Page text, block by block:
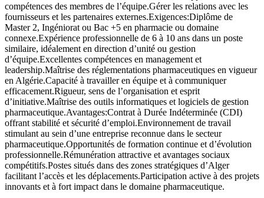
compétences des membres de l’équipe.Gérer les relations avec les
fournisseurs et les partenaires externes.Exigences:Diplôme de
Master 2, Ingéniorat ou Bac +5 en pharmacie ou domaine
connexe.Expérience professionnelle de 6 à 10 ans dans un poste
similaire, idéalement en direction d’unité ou gestion
d’équipe.Excellentes compétences en management et
leadership.Maîtrise des réglementations pharmaceutiques en vigueur
en Algérie.Capacité à travailler en équipe et à communiquer
efficacement.Rigueur, sens de l’organisation et esprit
d’initiative.Maîtrise des outils informatiques et logiciels de gestion
pharmaceutique.Avantages:Contrat à Durée Indéterminée (CDI)
offrant stabilité et sécurité d’emploi.Environnement de travail
stimulant au sein d’une entreprise reconnue dans le secteur
pharmaceutique.Opportunités de formation continue et d’évolution
professionnelle.Rémunération attractive et avantages sociaux
compétitifs.Postes situés dans des zones stratégiques d’Alger
facilitant l’accès et les déplacements.Participation active à des projets
innovants et à fort impact dans le domaine pharmaceutique.